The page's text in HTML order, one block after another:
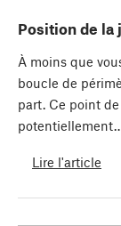
Position de la
À moins que
boucle de
part. Ce point
potentiellement…
Lire l'article